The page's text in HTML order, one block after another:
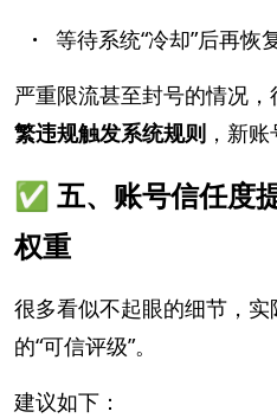
·
等待系统“冷却”后再恢
严重限流甚至封号的情况
繁违规触发系统规则 ，新
✅ 五、账号信任度
权重
很多看似不起眼的细节，
的“可信评级”。
建议如下：